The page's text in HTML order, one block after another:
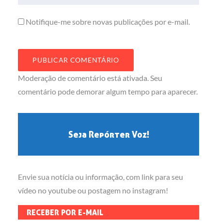
Notifique-me sobre novas publicações por e-mail.
Moderação de comentário está ativada. Seu
comentário pode demorar algum tempo para aparecer.
Seja Repórter Voz!
Envie sua notícia ou informação, com link para seu
vídeo no youtube ou postagem no instagram!
RECEBER POR E-MAIL